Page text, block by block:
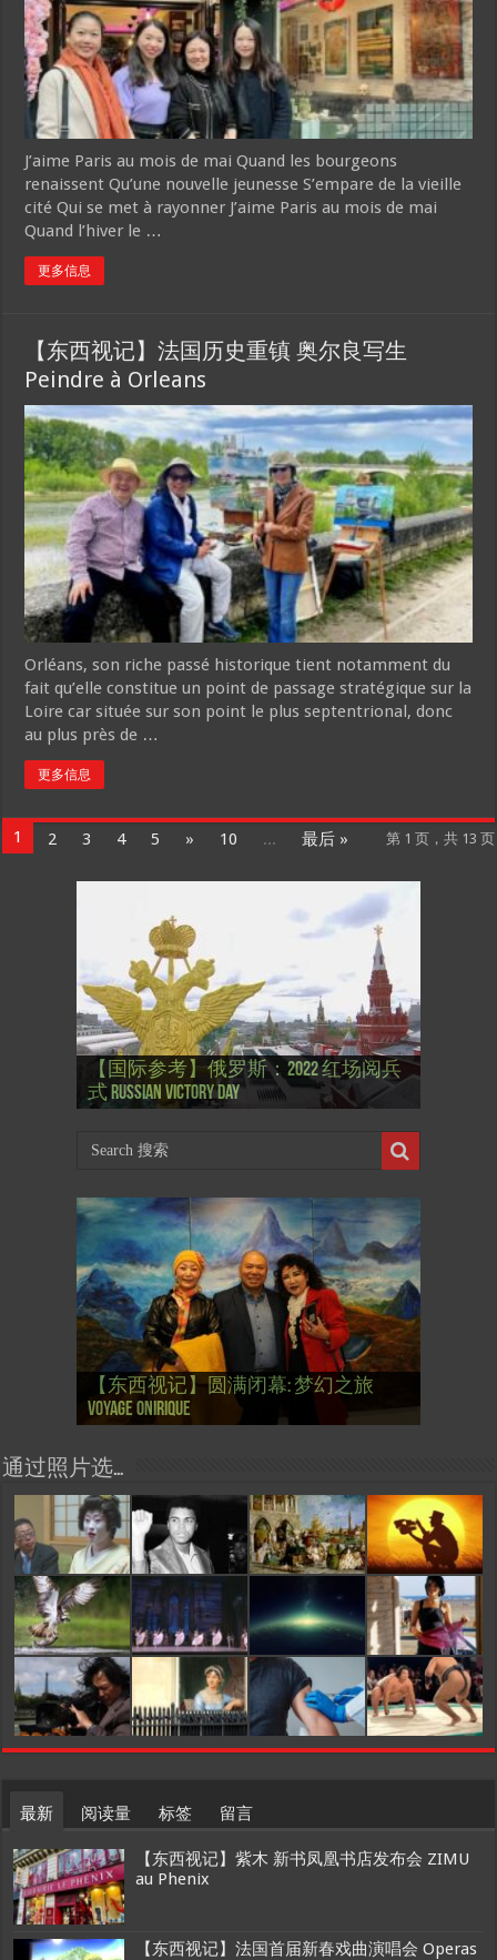
J’aime Paris au mois de mai Quand les bourgeons
renaissent Qu’une nouvelle jeunesse S’empare de la vieille
cité Qui se met à rayonner J’aime Paris au mois de mai
Quand l’hiver le …
更多信息
【东西视记】法国历史重镇 奥尔良写生
Peindre à Orleans
Orléans, son riche passé historique tient notamment du
fait qu’elle constitue un point de passage stratégique sur la
Loire car située sur son point le plus septentrional, donc
au plus près de …
更多信息
第 1 页，共 13 页
1 2 3 4 5 » 10 ... 最后 »
【国际参考】俄罗斯：2022 红场阅兵
式 Russian Victory Day
【国际参考】”戏剧性“服装设计师
Thierry Mugler 蒂埃里.穆勒 去世, 享年 73
岁
【国际参考】海湖庄园: Xi & Trump 内幕
Mar-a-Lago leak
【东西视记】1937年的毕加索, 海明威,
肯尼迪 1937 – La fin de l’innocence (2/2)
【东西视记】1937年的毕加索, 海明威,
肯尼迪 1937 – La fin de l’innocence (1/2)
【东西视记】1961年4月12日 尤里·加加
林 成为第一“太空人”
【东西视记】圆满闭幕: 梦幻之旅
Voyage onirique
【东西视记】开幕：唐恽鉎 Michel
Tong, 梦幻之旅 Voyage onirique
【东西视记】展讯：唐恽鉎 Michel
Tong, 梦幻之旅 Voyage onirique
【跨年晚会】祝各位 佳年快乐 Bonne
année 2023, Le feu d’artifice de Paris
【一画一故事】唐恽鉎 Michel Tong One
Painting One Story
【一画一故事】林象元 Lin XiangYuan One
Painting One Story
【国际参考】芭蕾舞: 天鹅湖 乌克兰
大剧院版 Le lac des cygnes – Opéra national
d’Ukraine
【国际参考】巴黎政府举行“新年晚
会” Soirée musicale à la mairie du 13e le 8
Février
【国际参考】巴黎“艺术之都”展将于2
月12日揭幕 Art Capital s’ouvre le 12 Février
【东西视记】法国电影: “中国人占领
巴黎”，一种法国幽默与“预言” Les
chinois à Paris de J.Yanne
【东西视记】时装秀：巴黎时装界
的“顽童”与“不屈者” John Galliano le
surdoué de la mode
【东西视记】法国“复兴会”式【艺术
桥展】 Expo. que “RENAISSANCE” aurait pu
organiser
通过照片选…
最新 阅读量 标签 留言
【东西视记】紫木 新书凤凰书店发布会 ZIMU
au Phenix
【东西视记】法国首届新春戏曲演唱会 Operas